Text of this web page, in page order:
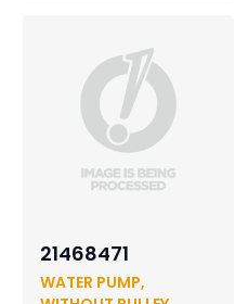
21468471
WATER PUMP,